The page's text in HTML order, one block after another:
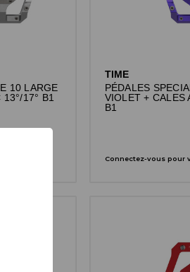
10 LARGE
17° B1
TIME
PÉDALES
VIOLET + CALES
B1
Connectez-vous pour